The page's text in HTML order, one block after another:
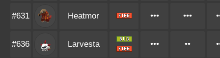
#631 Heatmor ••• •••
#636 Larvesta ••• ••